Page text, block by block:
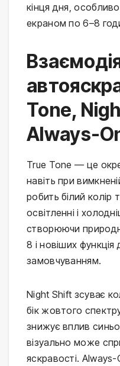
кінця дня,
екраном по 6–8
Tone,
Always-
True Tone — це
навіть при
робить білий
освітленні і
створюючи
8 і новіших функція
замовчуванням.
Night Shift зсуває
бік жовтого
знижує вплив
візуально може
яскравості.